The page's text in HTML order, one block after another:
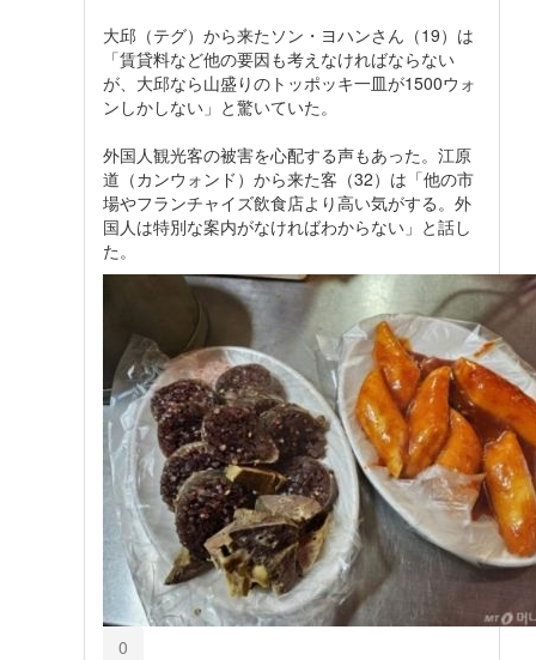
大邱（テグ）から来たソン・ヨハンさん（19）は
「賃貸料など他の要因も考えなければならない
が、大邱なら山盛りのトッポッキ一皿が1500ウォ
ンしかしない」と驚いていた。
外国人観光客の被害を心配する声もあった。江原
道（カンウォンド）から来た客（32）は「他の市
場やフランチャイズ飲食店より高い気がする。外
国人は特別な案内がなければわからない」と話し
た。
0